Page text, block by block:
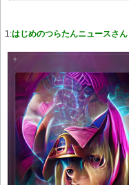
1:はじめのつらたんニュースさん